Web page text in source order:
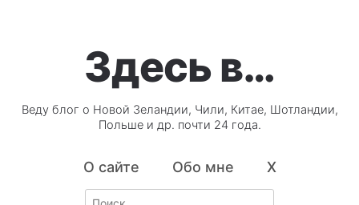
Здесь в…
Веду блог о Новой Зеландии, Чили, Китае, Шотландии,
Польше и др. почти 24 года.
О сайте Обо мне X
Search